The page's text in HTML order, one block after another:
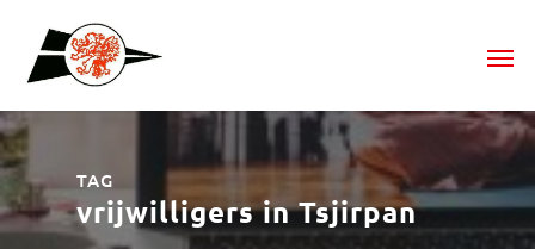
TAG
vrijwilligers in Tsjirpan